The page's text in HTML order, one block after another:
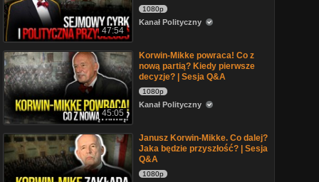
47:54
1080p
Kanał Polityczny
45:05
Korwin-Mikke powraca! Co z
nową partią? Kiedy pierwsze
decyzje? | Sesja Q&A
1080p
Kanał Polityczny
Janusz Korwin-Mikke. Co dalej?
Jaka będzie przyszłość? | Sesja
Q&A
1080p